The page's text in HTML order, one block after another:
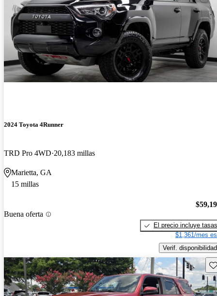
2024 Toyota 4Runner
TRD Pro 4WD 20,183 millas
Marietta, GA
15 millas
Buena oferta
El precio incluye tasas
$1,361/mes
Verif. disponibilidad